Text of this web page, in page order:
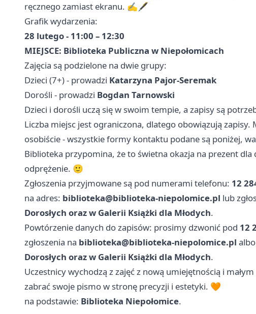
ręcznego zamiast ekranu. ✍️🖋️
Grafik wydarzenia:
28 lutego - 11:00 – 12:30
MIEJSCE: Biblioteka Publiczna w Niepołomicach
Zajęcia są podzielone na dwie grupy:
Dzieci (7+) - prowadzi Katarzyna Pajor-Seremak
Dorośli - prowadzi Bogdan Tarnowski
Dzieci i dorośli uczą się w swoim tempie, a zapisy są
Liczba miejsc jest ograniczona, dlatego obowiązują
osobiście - wszystkie formy kontaktu podane są poniżej,
Biblioteka przypomina, że to świetna okazja na prezent
odprężenie. 🙂
Zgłoszenia przyjmowane są pod numerami telefonu: 12
na adres: biblioteka@biblioteka-niepolomice.pl lub
Dorosłych oraz w Galerii Książki dla Młodych.
Powtórzenie danych do zapisów: prosimy dzwonić pod 12
zgłoszenia na biblioteka@biblioteka-niepolomice.pl
Dorosłych oraz w Galerii Książki dla Młodych.
Uczestnicy wychodzą z zajęć z nową umiejętnością i
zabrać swoje pismo w stronę precyzji i estetyki. 🧡
na podstawie: Biblioteka Niepołomice.